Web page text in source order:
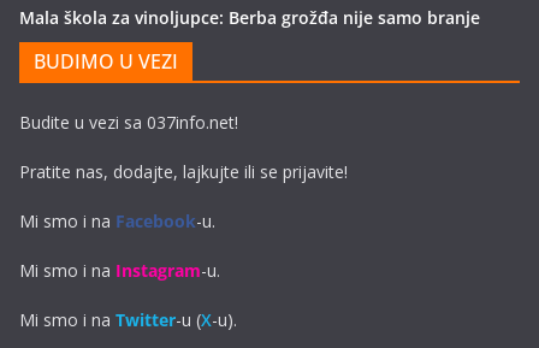
Mala škola za vinoljupce: Berba grožđa nije samo branje
BUDIMO U VEZI
Budite u vezi sa 037info.net!
Pratite nas, dodajte, lajkujte ili se prijavite!
Mi smo i na Facebook-u.
Mi smo i na Instagram-u.
Mi smo i na Twitter-u (X-u).